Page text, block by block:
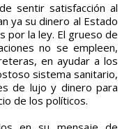
sentir satisfacción al
ya su dinero al Estado
por la ley. El grueso de
no se empleen,
en ayudar a los
sistema sanitario,
de lujo y dinero para
de los políticos.